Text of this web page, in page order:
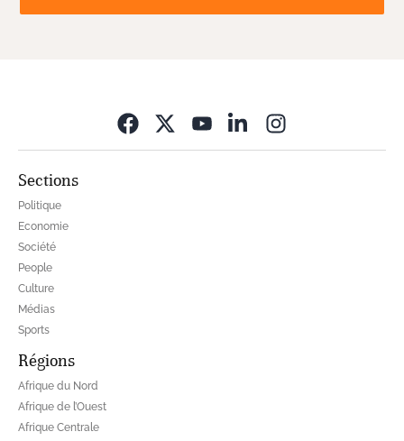
Sections
Politique
Economie
Société
People
Culture
Médias
Sports
Régions
Afrique du Nord
Afrique de l’Ouest
Afrique Centrale